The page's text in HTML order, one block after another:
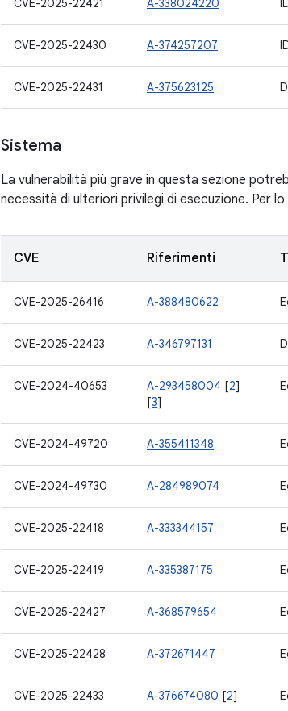
CVE-2025-22421 A-338024220
CVE-2025-22430 A-374257207
CVE-2025-22431 A-375623125
Sistema
La vulnerabilità più grave in questa sezione
necessità di ulteriori privilegi di esecuzione. Per
CVE Riferimenti
CVE-2025-26416 A-388480622
CVE-2025-22423 A-346797131
CVE-2024-40653 A-293458004 [2]
[3]
CVE-2024-49720 A-355411348
CVE-2024-49730 A-284989074
CVE-2025-22418 A-333344157
CVE-2025-22419 A-335387175
CVE-2025-22427 A-368579654
CVE-2025-22428 A-372671447
CVE-2025-22433 A-376674080 [2]